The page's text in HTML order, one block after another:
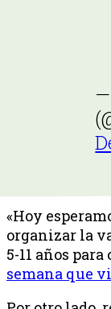
«Hoy
organizar la
5-11 años
semana que